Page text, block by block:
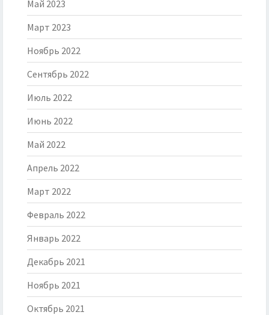
Май 2023
Март 2023
Ноябрь 2022
Сентябрь 2022
Июль 2022
Июнь 2022
Май 2022
Апрель 2022
Март 2022
Февраль 2022
Январь 2022
Декабрь 2021
Ноябрь 2021
Октябрь 2021